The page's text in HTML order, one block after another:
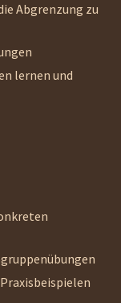
Abgrenzung zu
lernen und